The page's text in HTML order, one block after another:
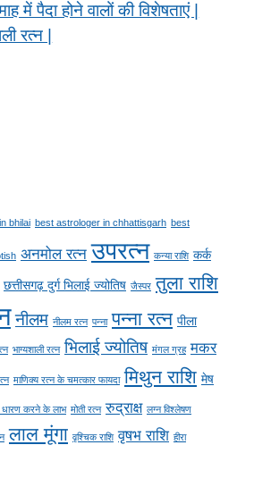
में पैदा होने वालों की विशेषताएं |
रत्न |
bhilai best astrologer in chhattisgarh best
अनमोल रत्न उपरत्न कन्या राशि कर्क
छत्तीसगढ़ दुर्ग भिलाई ज्योतिष जैस्पर तुला राशि
नीलम नीलम रत्न पन्ना पन्ना रत्न पीला
भाग्यशाली रत्न भिलाई ज्योतिष मंगल ग्रह मकर
माणिक्य रत्न के चमत्कार फायदा मिथुन राशि मेष
धारण करने के लाभ मोती रत्न रुद्राक्ष लग्न विश्लेषण
लाल मूंगा वृश्चिक राशि वृषभ राशि हीरा